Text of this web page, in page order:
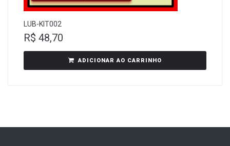
LUB-KIT002
R$ 48,70
ADICIONAR AO CARRINHO